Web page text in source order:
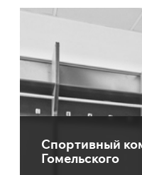
Спортивный
Гомельского